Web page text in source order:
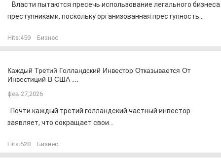
Власти пытаются пресечь использование легального бизнеса
преступниками, поскольку организованная преступность...
Hits:459 Бизнес
Каждый Третий Голландский Инвестор Отказывается От
Инвестиций В США …
фев 27,2026
Почти каждый третий голландский частный инвестор
заявляет, что сокращает свои...
Hits:628 Бизнес